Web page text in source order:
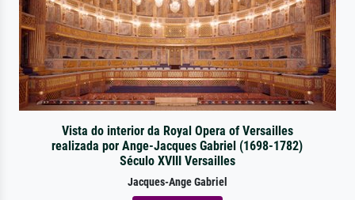
Vista do interior da Royal Opera of Versailles
realizada por Ange-Jacques Gabriel (1698-1782)
Século XVIII Versailles
Jacques-Ange Gabriel